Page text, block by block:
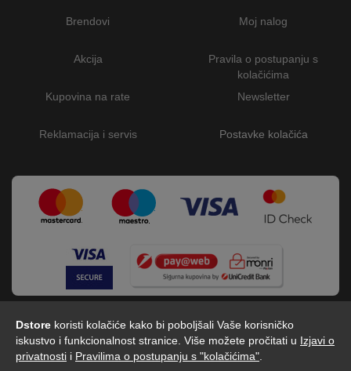
Dstore koristi kolačiće kako bi poboljšali Vaše korisničko
iskustvo i funkcionalnost stranice. Više možete pročitati u Izjavi o
privatnosti i Pravilima o postupanju s "kolačićima"
Brendovi
Akcija
Kupovina na rate
Reklamacija i servis
Moj nalog
Pravila o postupanju s
kolačićima
Newsletter
Postavke kolačića